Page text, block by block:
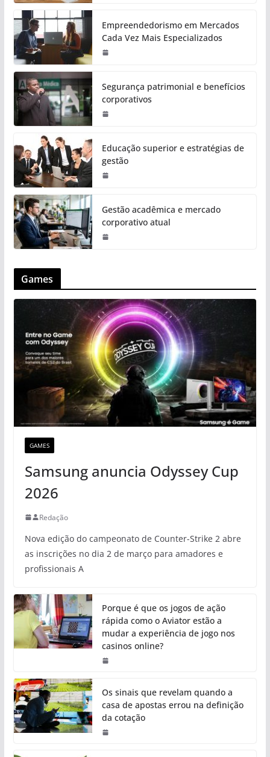
Empreendedorismo em Mercados
Cada Vez Mais Especializados
Segurança patrimonial e benefícios
corporativos
Educação superior e estratégias de
gestão
Gestão acadêmica e mercado
corporativo atual
Games
GAMES
Samsung anuncia Odyssey Cup
2026
Redação
Nova edição do campeonato de Counter-Strike 2 abre
as inscrições no dia 2 de março para amadores e
profissionais A
Porque é que os jogos de ação
rápida como o Aviator estão a
mudar a experiência de jogo nos
casinos online?
Os sinais que revelam quando a
casa de apostas errou na definição
da cotação